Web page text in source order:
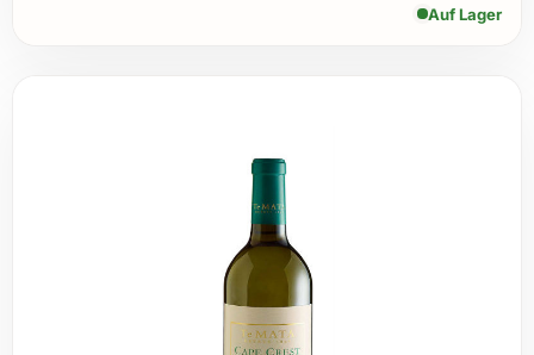
Auf Lager